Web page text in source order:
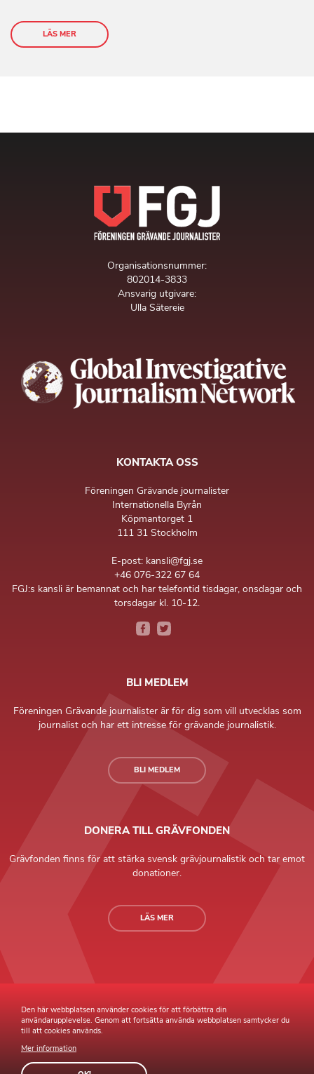
LÄS MER
Organisationsnummer:
802014-3833
Ansvarig utgivare:
Ulla Sätereie
KONTAKTA OSS
Föreningen Grävande journalister
Internationella Byrån
Köpmantorget 1
111 31 Stockholm
E-post: kansli@fgj.se
+46 076-322 67 64
FGJ:s kansli är bemannat och har telefontid tisdagar, onsdagar och
torsdagar kl. 10-12.
BLI MEDLEM
Föreningen Grävande journalister är för dig som vill utvecklas som
journalist och har ett intresse för grävande journalistik.
BLI MEDLEM
DONERA TILL GRÄVFONDEN
Grävfonden finns för att stärka svensk grävjournalistik och tar emot
donationer.
LÄS MER
Grävande Journalister © Copyright 2026 |
Easywebpubliceringsverktyg
Den här webbplatsen använder cookies för att förbättra din
användarupplevelse. Genom att fortsätta använda webbplatsen samtycker du
till att cookies används.
Mer information